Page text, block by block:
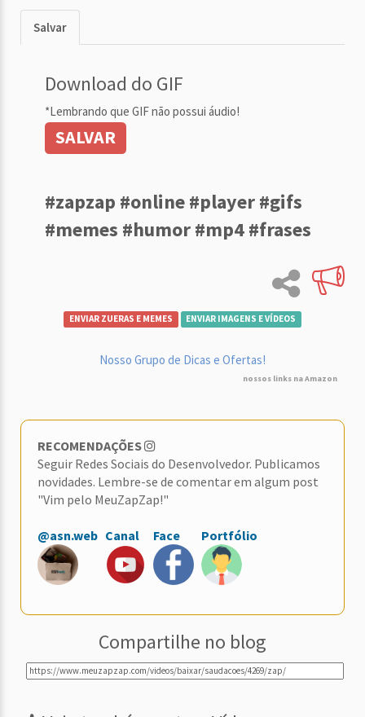
Salvar
Download do GIF
*Lembrando que GIF não possui áudio!
SALVAR
#zapzap #online #player #gifs
#memes #humor #mp4 #frases
ENVIAR ZUERAS E MEMES ENVIAR IMAGENS E VÍDEOS
Nosso Grupo de Dicas e Ofertas!
nossos links na Amazon
RECOMENDAÇÕES
Seguir Redes Sociais do Desenvolvedor. Publicamos
novidades. Lembre-se de comentar em algum post
"Vim pelo MeuZapZap!"
@asn.web Canal Face Portfólio
Compartilhe no blog